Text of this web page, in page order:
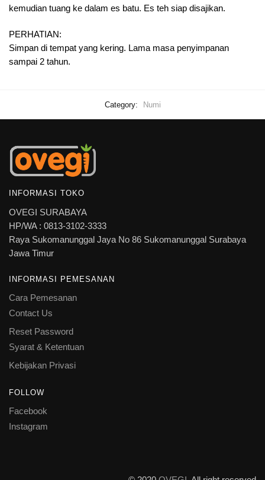
kemudian tuang ke dalam es batu. Es teh siap disajikan.
PERHATIAN:
Simpan di tempat yang kering. Lama masa penyimpanan
sampai 2 tahun.
Category: Numi
INFORMASI TOKO
OVEGI SURABAYA
HP/WA : 0813-3102-3333
Raya Sukomanunggal Jaya No 86 Sukomanunggal Surabaya
Jawa Timur
INFORMASI PEMESANAN
Cara Pemesanan
Contact Us
Reset Password
Syarat & Ketentuan
Kebijakan Privasi
FOLLOW
Facebook
Instagram